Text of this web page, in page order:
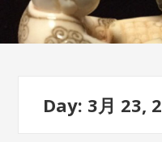
Day: 3月 23,